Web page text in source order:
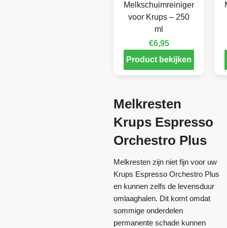
Melkschuimreiniger
voor Krups – 250
ml
€6,95
Product bekijken
Melkresten
Krups Espresso
Orchestro Plus
Melkresten zijn niet fijn voor uw
Krups Espresso Orchestro Plus
en kunnen zelfs de levensduur
omlaaghalen. Dit komt omdat
sommige onderdelen
permanente schade kunnen